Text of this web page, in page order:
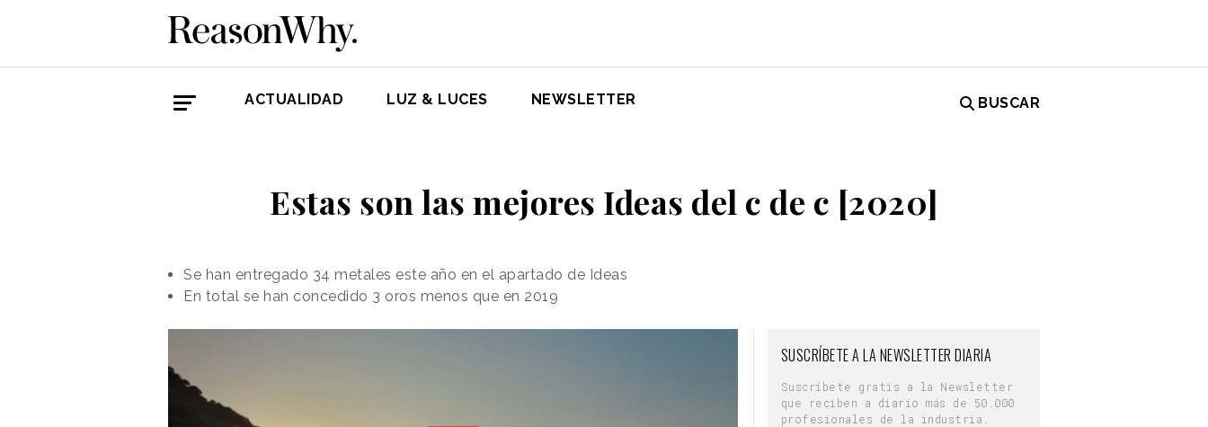
ACTUALIDAD LUZ & LUCES NEWSLETTER BUSCAR
Estas son las mejores Ideas del c de c [2020]
Se han entregado 34 metales este año en el apartado de Ideas
En total se han concedido 3 oros menos que en 2019
SUSCRÍBETE A LA NEWSLETTER DIARIA
Suscríbete gratis a la Newsletter
que reciben a diario más de 50.000
profesionales de la industria.